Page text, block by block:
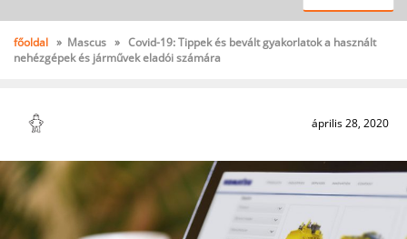
főoldal » Mascus » Covid-19: Tippek és bevált gyakorlatok a használt
nehézgépek és járművek eladói számára
április 28, 2020